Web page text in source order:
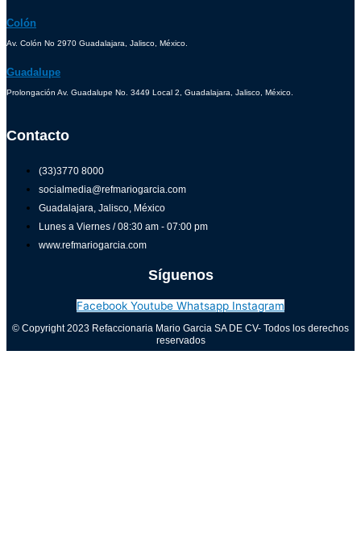
Colón
Av. Colón No 2970 Guadalajara, Jalisco, México.
Guadalupe
Prolongación Av. Guadalupe No. 3449 Local 2, Guadalajara, Jalisco, México.
Contacto
(33)3770 8000
socialmedia@refmariogarcia.com
Guadalajara, Jalisco, México
Lunes a Viernes / 08:30 am - 07:00 pm
www.refmariogarcia.com
Síguenos
Facebook Youtube Whatsapp Instagram
© Copyright 2023 Refaccionaria Mario Garcia SA DE CV- Todos los derechos
reservados